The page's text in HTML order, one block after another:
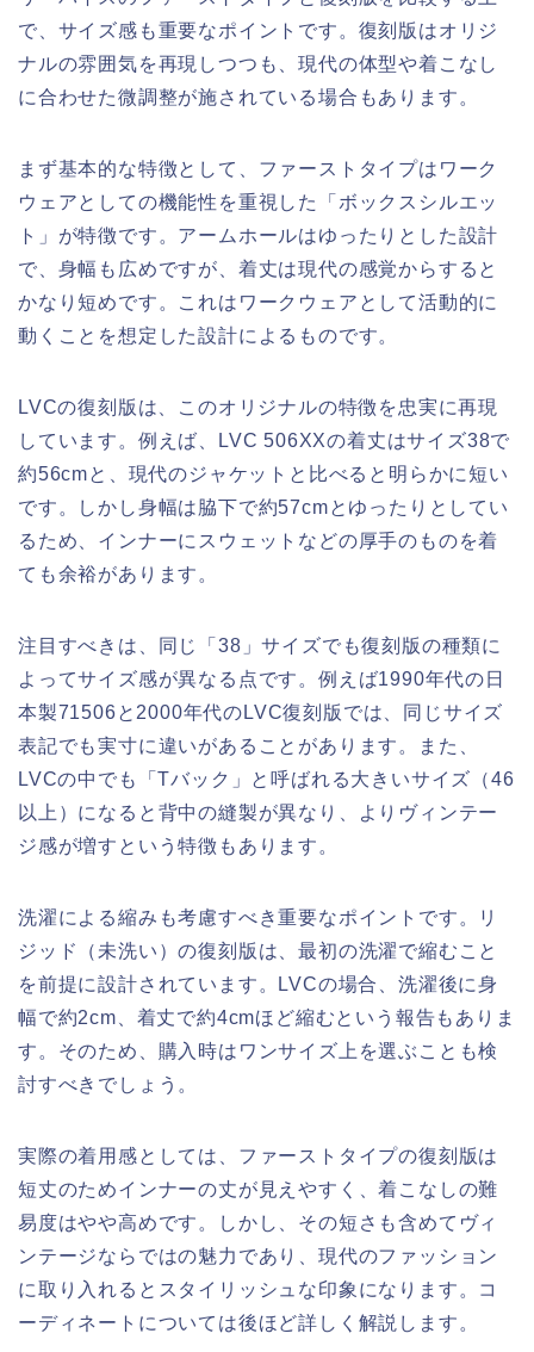
で、サイズ感も重要なポイントです。復刻版はオリジ
ナルの雰囲気を再現しつつも、現代の体型や着こなし
に合わせた微調整が施されている場合もあります。
まず基本的な特徴として、ファーストタイプはワーク
ウェアとしての機能性を重視した「ボックスシルエッ
ト」が特徴です。アームホールはゆったりとした設計
で、身幅も広めですが、着丈は現代の感覚からすると
かなり短めです。これはワークウェアとして活動的に
動くことを想定した設計によるものです。
LVCの復刻版は、このオリジナルの特徴を忠実に再現
しています。例えば、LVC 506XXの着丈はサイズ38で
約56cmと、現代のジャケットと比べると明らかに短い
です。しかし身幅は脇下で約57cmとゆったりとしてい
るため、インナーにスウェットなどの厚手のものを着
ても余裕があります。
注目すべきは、同じ「38」サイズでも復刻版の種類に
よってサイズ感が異なる点です。例えば1990年代の日
本製71506と2000年代のLVC復刻版では、同じサイズ
表記でも実寸に違いがあることがあります。また、
LVCの中でも「Tバック」と呼ばれる大きいサイズ（46
以上）になると背中の縫製が異なり、よりヴィンテー
ジ感が増すという特徴もあります。
洗濯による縮みも考慮すべき重要なポイントです。リ
ジッド（未洗い）の復刻版は、最初の洗濯で縮むこと
を前提に設計されています。LVCの場合、洗濯後に身
幅で約2cm、着丈で約4cmほど縮むという報告もありま
す。そのため、購入時はワンサイズ上を選ぶことも検
討すべきでしょう。
実際の着用感としては、ファーストタイプの復刻版は
短丈のためインナーの丈が見えやすく、着こなしの難
易度はやや高めです。しかし、その短さも含めてヴィ
ンテージならではの魅力であり、現代のファッション
に取り入れるとスタイリッシュな印象になります。コ
ーディネートについては後ほど詳しく解説します。